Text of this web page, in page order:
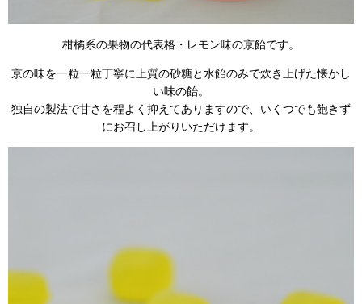
柑橘系の果物の代表格・レモン味の京飴です。
京の味を一粒一粒丁寧に上質の砂糖と水飴のみで炊き上げた懐かし
い味の飴。
独自の製法で甘さを程よく抑えてありますので、いくつでも飽きず
にお召し上がりいただけます。